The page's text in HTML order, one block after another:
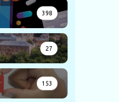
398
27
153